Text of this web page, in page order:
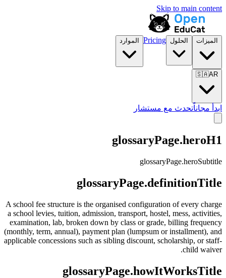
Skip to main content
الميزات الحلول Pricing الموارد
🇸🇦AR
ابدأ مجاناًتحدث مع مستشار
glossaryPage.heroH1
glossaryPage.heroSubtitle
glossaryPage.definitionTitle
A school fee structure is the organised configuration of every charge
a school levies, tuition, admission, transport, hostel, mess, activities,
examination, lab, broken down by class or grade, billing frequency
(monthly, term, annual), payment plan (lumpsum or installment), and
applicable concessions such as sibling discount, scholarship, or staff-
child waiver.
glossaryPage.howItWorksTitle